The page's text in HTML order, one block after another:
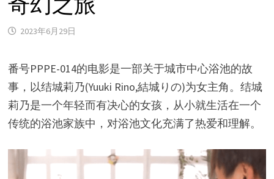
2023年6月29日
番号PPPE-014的电影是一部关于城市中心浴池的故
事，以结城莉乃(Yuuki Rino,結城りの)为女主角。结城
莉乃是一个年轻而有决心的女孩，从小就生活在一个
传统的浴池家族中，对浴池文化充满了热爱和理解。